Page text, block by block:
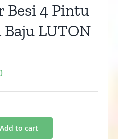
Besi 4 Pintu
Baju LUTON
Add to cart